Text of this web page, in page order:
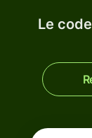
Le